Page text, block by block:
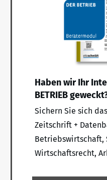
Haben wir Ihr
BETRIEB
Sichern Sie sich
Zeitschrift +
Betriebswirtschaft,
Wirtschaftsrecht,